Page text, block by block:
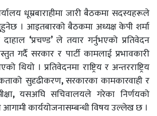
धूम्रबाराहीमा जारी बैठकमा सदस्यहरूले
। आइतबारको बैठकमा अध्यक्ष केपी शर्मा
‘प्रचण्ड’ ले तयार गर्नुभएको प्रतिवेदन
गर्दै सरकार र पार्टी कामलाई प्रभावकारी
थियो । प्रतिवेदनमा राष्ट्रिय र अन्तरराष्ट्रिय
सुदृढीकरण,सरकारका कामकारवाही र
, यसअघि सचिवालयले गरेका निर्णयको
आगामी कार्ययोजनासम्बन्धी विषय उल्लेख छ ।